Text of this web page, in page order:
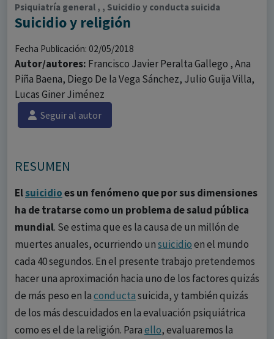
Psiquiatría general , , Suicidio y conducta suicida
Suicidio y religión
Fecha Publicación: 02/05/2018
Autor/autores: Francisco Javier Peralta Gallego , Ana
Piña Baena, Diego De la Vega Sánchez, Julio Guija Villa,
Lucas Giner Jiménez
Seguir al autor
RESUMEN
Elsuicidioes un fenómeno que por sus dimensiones
ha de tratarse como un problema de salud pública
mundial. Se estima que es la causa de un millón de
muertes anuales, ocurriendo unsuicidioen el mundo
cada 40 segundos. En el presente trabajo pretendemos
hacer una aproximación hacia uno de los factores quizás
de más peso en laconductasuicida, y también quizás
de los más descuidados en la evaluación psiquiátrica
como es el de la religión. Paraello, evaluaremos la